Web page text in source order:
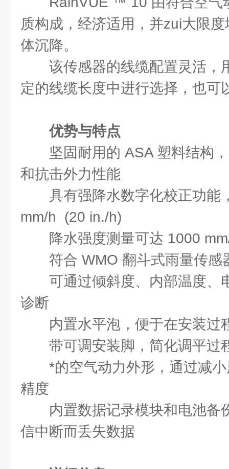
质构成，经济适用，并zui大限
体沉降。
该传感器的线缆配置灵活，
定的线缆长度中进行选择，也可
优势与特点
坚固耐用的 ASA 塑料结构
和抗击外力性能
具有强降水数字化校正功能
mm/h (20 in./h)
降水强度测量可达 1000
符合 WMO 翻斗式雨量传感
可通过倾斜度、内部温度、
诊断
内置水平泡，便于在安装过
带可调安装脚，简化调平过
*的空气动力外形，通过减
精度
内置数据记录模块和电池备
信中断而丢失数据